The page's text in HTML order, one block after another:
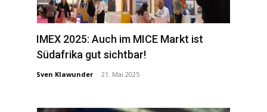
IMEX 2025: Auch im MICE Markt ist
Südafrika gut sichtbar!
Sven Klawunder - 21. Mai 2025